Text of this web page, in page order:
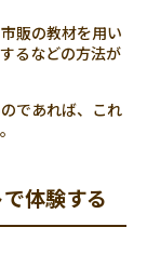
販の教材を用い
るなどの方法が
であれば、これ
体験する